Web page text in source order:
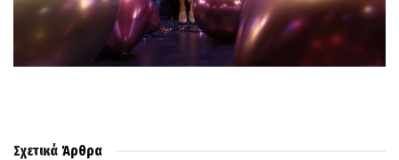
Σχετικά Άρθρα